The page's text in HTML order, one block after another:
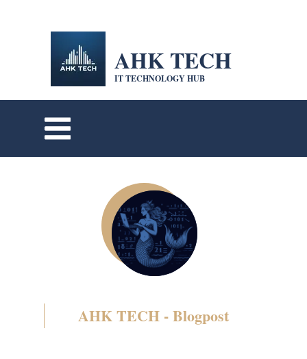
AHK TECH
IT TECHNOLOGY HUB
AHK TECH - Blogpost